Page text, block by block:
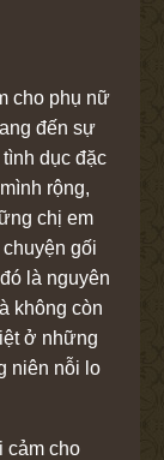
cho phụ nữ
đến sự
dục đặc
rộng,
chị em
gối
là nguyên
không còn
ở những
niên nỗi lo
cảm cho